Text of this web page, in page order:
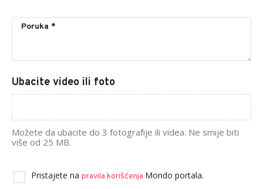
Ubacite video ili foto
Možete da ubacite do 3 fotografije ili videa. Ne smije biti
više od 25 MB.
Pristajete na pravila korišćenja Mondo portala.